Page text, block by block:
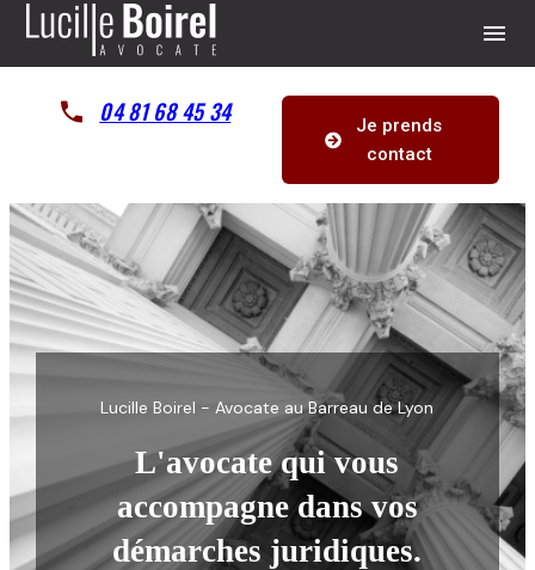
menu
04 81 68 45 34
Je prends
contact
Lucille Boirel - Avocate au Barreau de Lyon
L'avocate qui vous
accompagne dans vos
démarches juridiques.
Panneau de gestion des cookies